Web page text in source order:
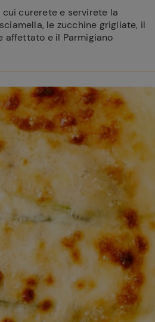
curerete e servirete la
le zucchine grigliate, il
affettato e il Parmigiano